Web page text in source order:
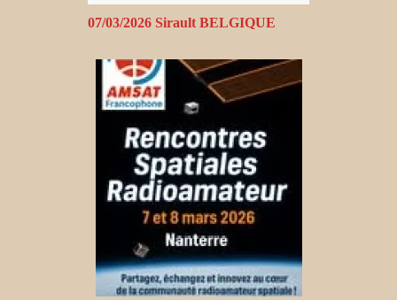
07/03/2026 Sirault BELGIQUE